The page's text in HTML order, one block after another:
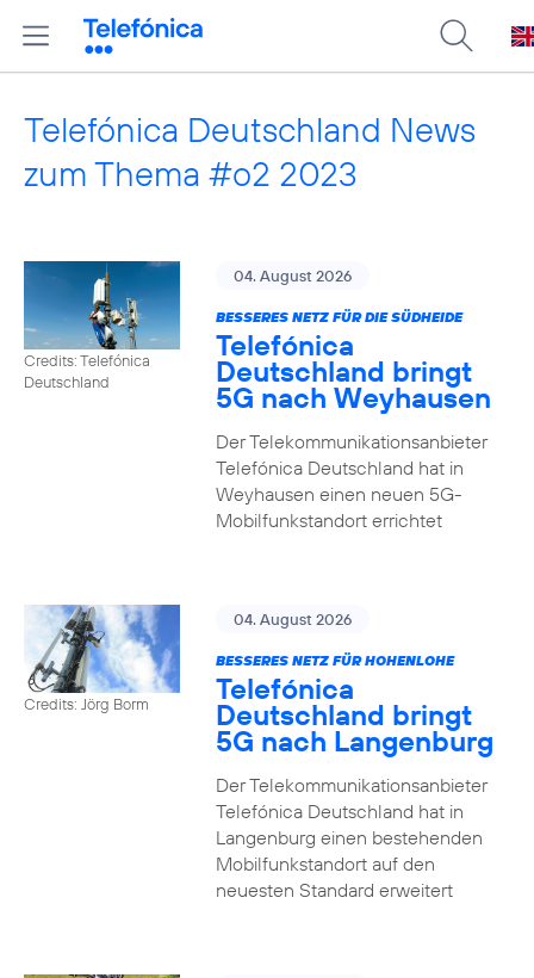
Telefónica Deutschland News
zum Thema #o2 2023
Credits: Telefónica
Deutschland
04. August 2026
BESSERES NETZ FÜR DIE SÜDHEIDE
Telefónica
Deutschland bringt
5G nach Weyhausen
Der Telekommunikationsanbieter
Telefónica Deutschland hat in
Weyhausen einen neuen 5G-
Mobilfunkstandort errichtet
Credits: Jörg Borm
04. August 2026
BESSERES NETZ FÜR HOHENLOHE
Telefónica
Deutschland bringt
5G nach Langenburg
Der Telekommunikationsanbieter
Telefónica Deutschland hat in
Langenburg einen bestehenden
Mobilfunkstandort auf den
neuesten Standard erweitert